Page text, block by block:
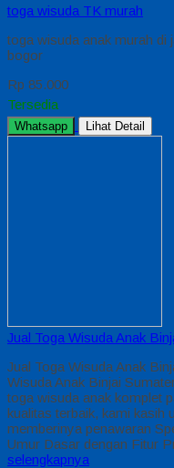
toga wisuda TK murah
toga wisuda anak murah di
bogor
Rp 85.000
Tersedia
Whatsapp Lihat Detail
Jual Toga Wisuda Anak
Jual Toga Wisuda Anak
Wisuda Anak Binjai
toga wisuda anak komplet
kualitas terbaik, kami kasih
memberinya penawaran
Umur Dasar dengan Fitur
selengkapnya